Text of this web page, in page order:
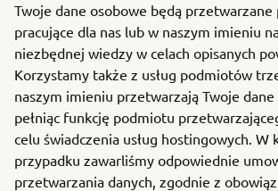
Twoje dane osobowe będą przetwarzane
pracujące dla nas lub w naszym imieniu
niezbędnej wiedzy w celach opisanych
Korzystamy także z usług podmiotów
naszym imieniu przetwarzają Twoje dane
pełniąc funkcję podmiotu
celu świadczenia usług hostingowych. W
przypadku zawarliśmy odpowiednie
przetwarzania danych, zgodnie z